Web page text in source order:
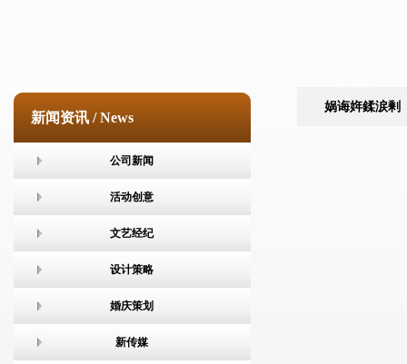
新闻资讯 / News
公司新闻
活动创意
文艺经纪
设计策略
婚庆策划
新传媒
娲诲姩鍒涙剰